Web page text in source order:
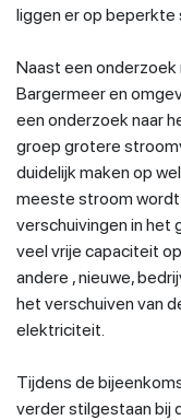
liggen er op beperkte
Naast een
Bargermeer en
een onderzoek naar
groep grotere
duidelijk maken op
meeste stroom wordt
verschuivingen in het
veel vrije capaciteit
andere , nieuwe,
het verschuiven van
elektriciteit.
Tijdens de
verder stilgestaan bij